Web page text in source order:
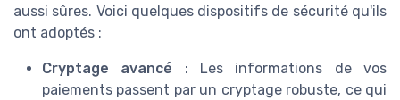
aussi sûres. Voici quelques dispositifs de sécurité qu'ils
ont adoptés :
Cryptage avancé : Les informations de vos
paiements passent par un cryptage robuste, ce qui